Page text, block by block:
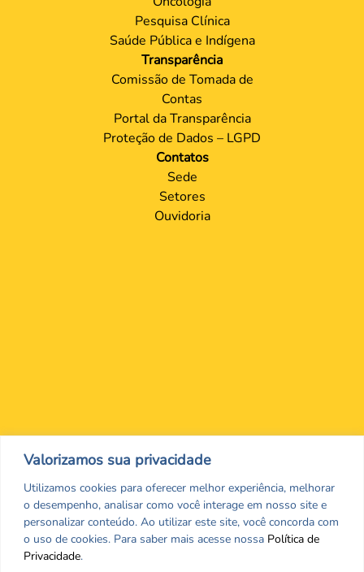
Valorizamos sua privacidade
Utilizamos cookies para oferecer melhor experiência, melhorar
o desempenho, analisar como você interage em nosso site e
personalizar conteúdo. Ao utilizar este site, você concorda com
o uso de cookies. Para saber mais acesse nossa Política de
Privacidade.
Pesquisa Clínica
Saúde Pública e Indígena
Transparência
Comissão de Tomada de
Contas
Portal da Transparência
Proteção de Dados – LGPD
Contatos
Sede
Setores
Ouvidoria